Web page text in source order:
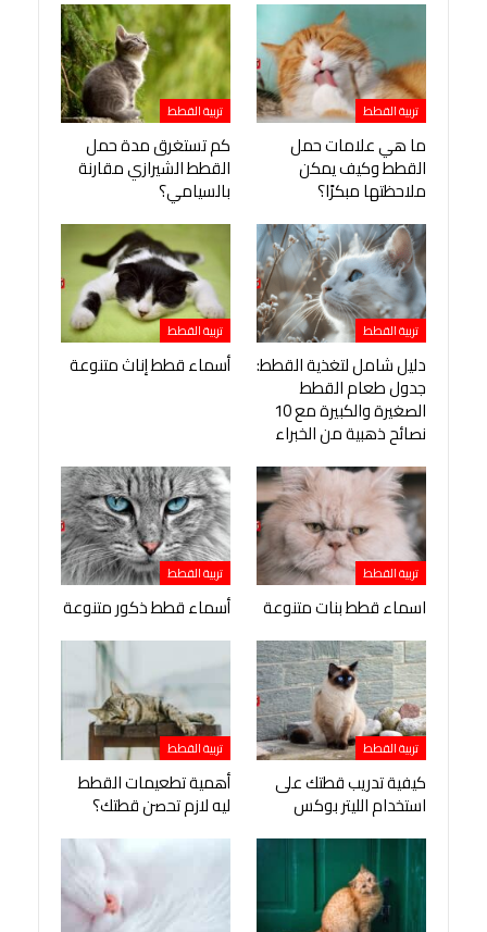
تربية القطط
ما هي علامات حمل
القطط وكيف يمكن
ملاحظتها مبكرًا؟
تربية القطط
كم تستغرق مدة حمل
القطط الشيرازي مقارنة
بالسيامي؟
تربية القطط
دليل شامل لتغذية القطط:
جدول طعام القطط
الصغيرة والكبيرة مع 10
نصائح ذهبية من الخبراء
تربية القطط
أسماء قطط إناث متنوعة
تربية القطط
اسماء قطط بنات متنوعة
تربية القطط
أسماء قطط ذكور متنوعة
تربية القطط
كيفية تدريب قطتك على
استخدام الليتر بوكس
تربية القطط
أهمية تطعيمات القطط
ليه لازم تحصن قطتك؟